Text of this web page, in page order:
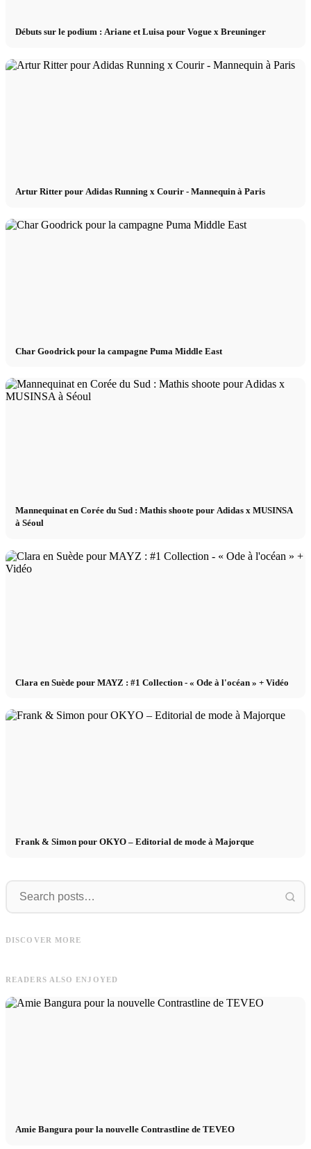
Débuts sur le podium : Ariane et Luisa pour Vogue x Breuninger
Artur Ritter pour Adidas Running x Courir - Mannequin à Paris
Char Goodrick pour la campagne Puma Middle East
Mannequinat en Corée du Sud : Mathis shoote pour Adidas x MUSINSA
à Séoul
Clara en Suède pour MAYZ : #1 Collection - « Ode à l'océan » + Vidéo
Frank & Simon pour OKYO – Editorial de mode à Majorque
DISCOVER MORE
Show
READERS ALSO ENJOYED
Amie Bangura pour la nouvelle Contrastline de TEVEO